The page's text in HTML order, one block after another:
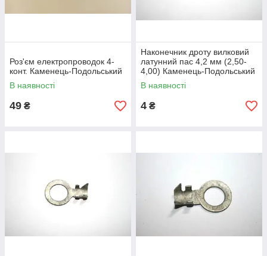
Роз'єм електропроводок 4-
конт. Каменець-Подольський
В наявності
49 ₴
Наконечник дроту вилковий
латунний пас 4,2 мм (2,50-
4,00) Каменець-Подольський
В наявності
4 ₴